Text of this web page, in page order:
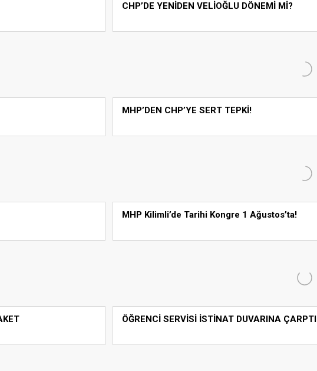
CHP’DE YENİDEN VELİOĞLU DÖNEMİ Mİ?
MHP’DEN CHP’YE SERT TEPKİ!
MHP Kilimli’de Tarihi Kongre 1 Ağustos’ta!
ÖĞRENCİ SERVİSİ İSTİNAT DUVARINA ÇARPTI